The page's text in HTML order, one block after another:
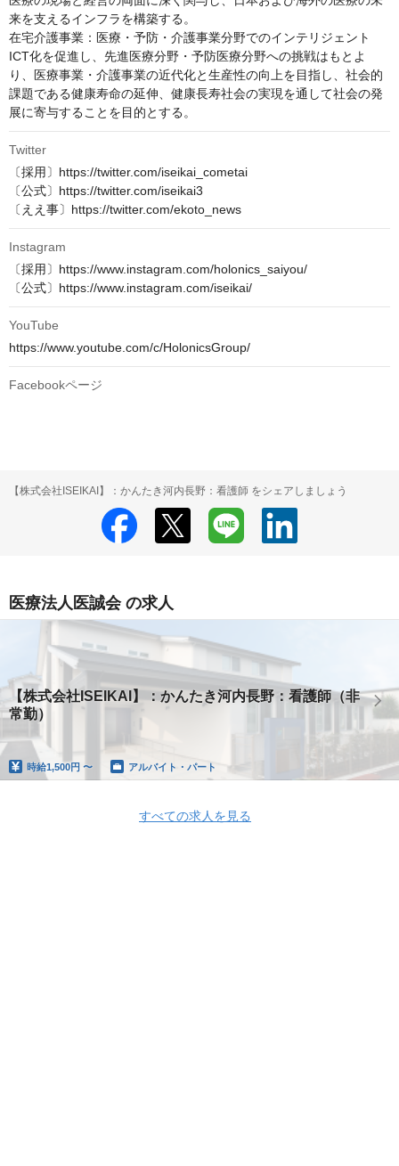
来を支えるインフラを構築する。
在宅介護事業：医療・予防・介護事業分野でのインテリジェント
ICT化を促進し、先進医療分野・予防医療分野への挑戦はもとよ
り、医療事業・介護事業の近代化と生産性の向上を目指し、社会的
課題である健康寿命の延伸、健康長寿社会の実現を通して社会の発
展に寄与することを目的とする。
Twitter
〔採用〕https://twitter.com/iseikai_cometai
〔公式〕https://twitter.com/iseikai3
〔ええ事〕https://twitter.com/ekoto_news
Instagram
〔採用〕https://www.instagram.com/holonics_saiyou/
〔公式〕https://www.instagram.com/iseikai/
YouTube
https://www.youtube.com/c/HolonicsGroup/
Facebookページ
【株式会社ISEIKAI】：かんたき河内長野：看護師 をシェアしましょう
医療法人医誠会 の求人
【株式会社ISEIKAI】：かんたき河内長野：看護師（非
常勤）
時給1,500円 〜 アルバイト・パート
すべての求人を見る